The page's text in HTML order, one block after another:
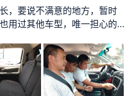
也忙，根本没时间，当时跟
，因为是外地的，落户需要
，要说不满意的地方，暂时
用过其他车型，唯一担心的